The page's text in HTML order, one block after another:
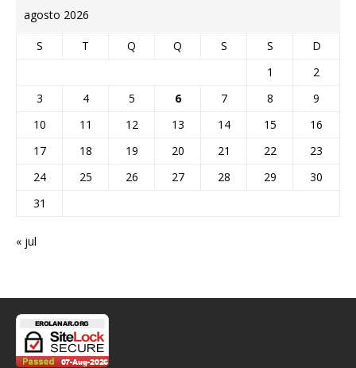
agosto 2026
S T Q Q S S
D
1
2
3
4 5 6 7 8
9
10
11 12 13 14 15
16
17
18 19 20 21 22
23
24
25 26 27 28 29
30
31
« jul